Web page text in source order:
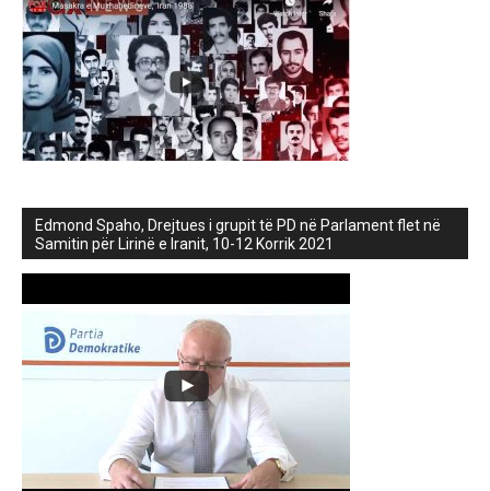
Edmond Spaho, Drejtues i grupit të PD në Parlament flet në
Samitin për Lirinë e Iranit, 10-12 Korrik 2021